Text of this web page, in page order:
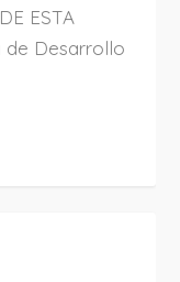
ESTA
de Desarrollo